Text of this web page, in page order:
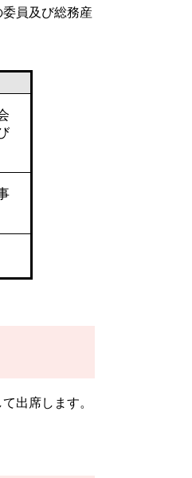
員及び総務産
出席します。